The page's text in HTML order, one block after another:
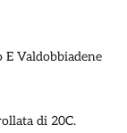
E Valdobbiadene
di 20C.